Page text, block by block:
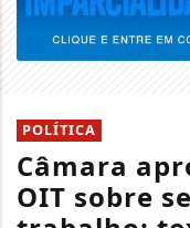
POLÍTICA
Câmara
OIT sobre